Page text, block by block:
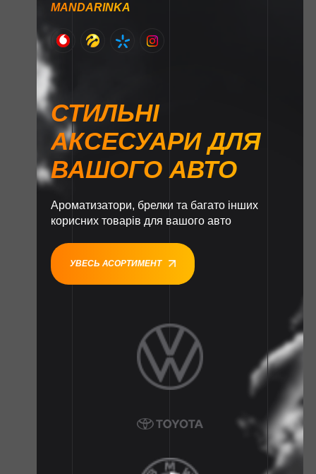
MANDARINKA
СТИЛЬНІ
АКСЕСУАРИ ДЛЯ
ВАШОГО АВТО
Ароматизатори, брелки та багато інших
корисних товарів для вашого авто
УВЕСЬ АСОРТИМЕНТ